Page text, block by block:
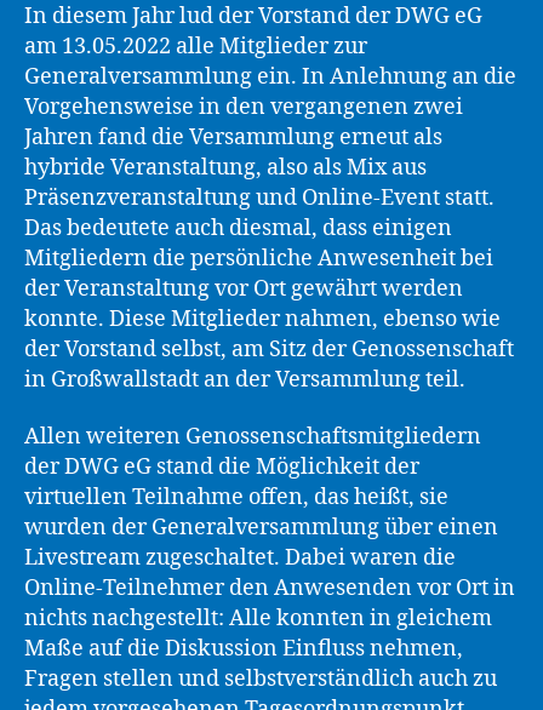
In diesem Jahr lud der Vorstand der DWG eG
am 13.05.2022 alle Mitglieder zur
Generalversammlung ein. In Anlehnung an die
Vorgehensweise in den vergangenen zwei
Jahren fand die Versammlung erneut als
hybride Veranstaltung, also als Mix aus
Präsenzveranstaltung und Online-Event statt.
Das bedeutete auch diesmal, dass einigen
Mitgliedern die persönliche Anwesenheit bei
der Veranstaltung vor Ort gewährt werden
konnte. Diese Mitglieder nahmen, ebenso wie
der Vorstand selbst, am Sitz der Genossenschaft
in Großwallstadt an der Versammlung teil.
Allen weiteren Genossenschaftsmitgliedern
der DWG eG stand die Möglichkeit der
virtuellen Teilnahme offen, das heißt, sie
wurden der Generalversammlung über einen
Livestream zugeschaltet. Dabei waren die
Online-Teilnehmer den Anwesenden vor Ort in
nichts nachgestellt: Alle konnten in gleichem
Maße auf die Diskussion Einfluss nehmen,
Fragen stellen und selbstverständlich auch zu